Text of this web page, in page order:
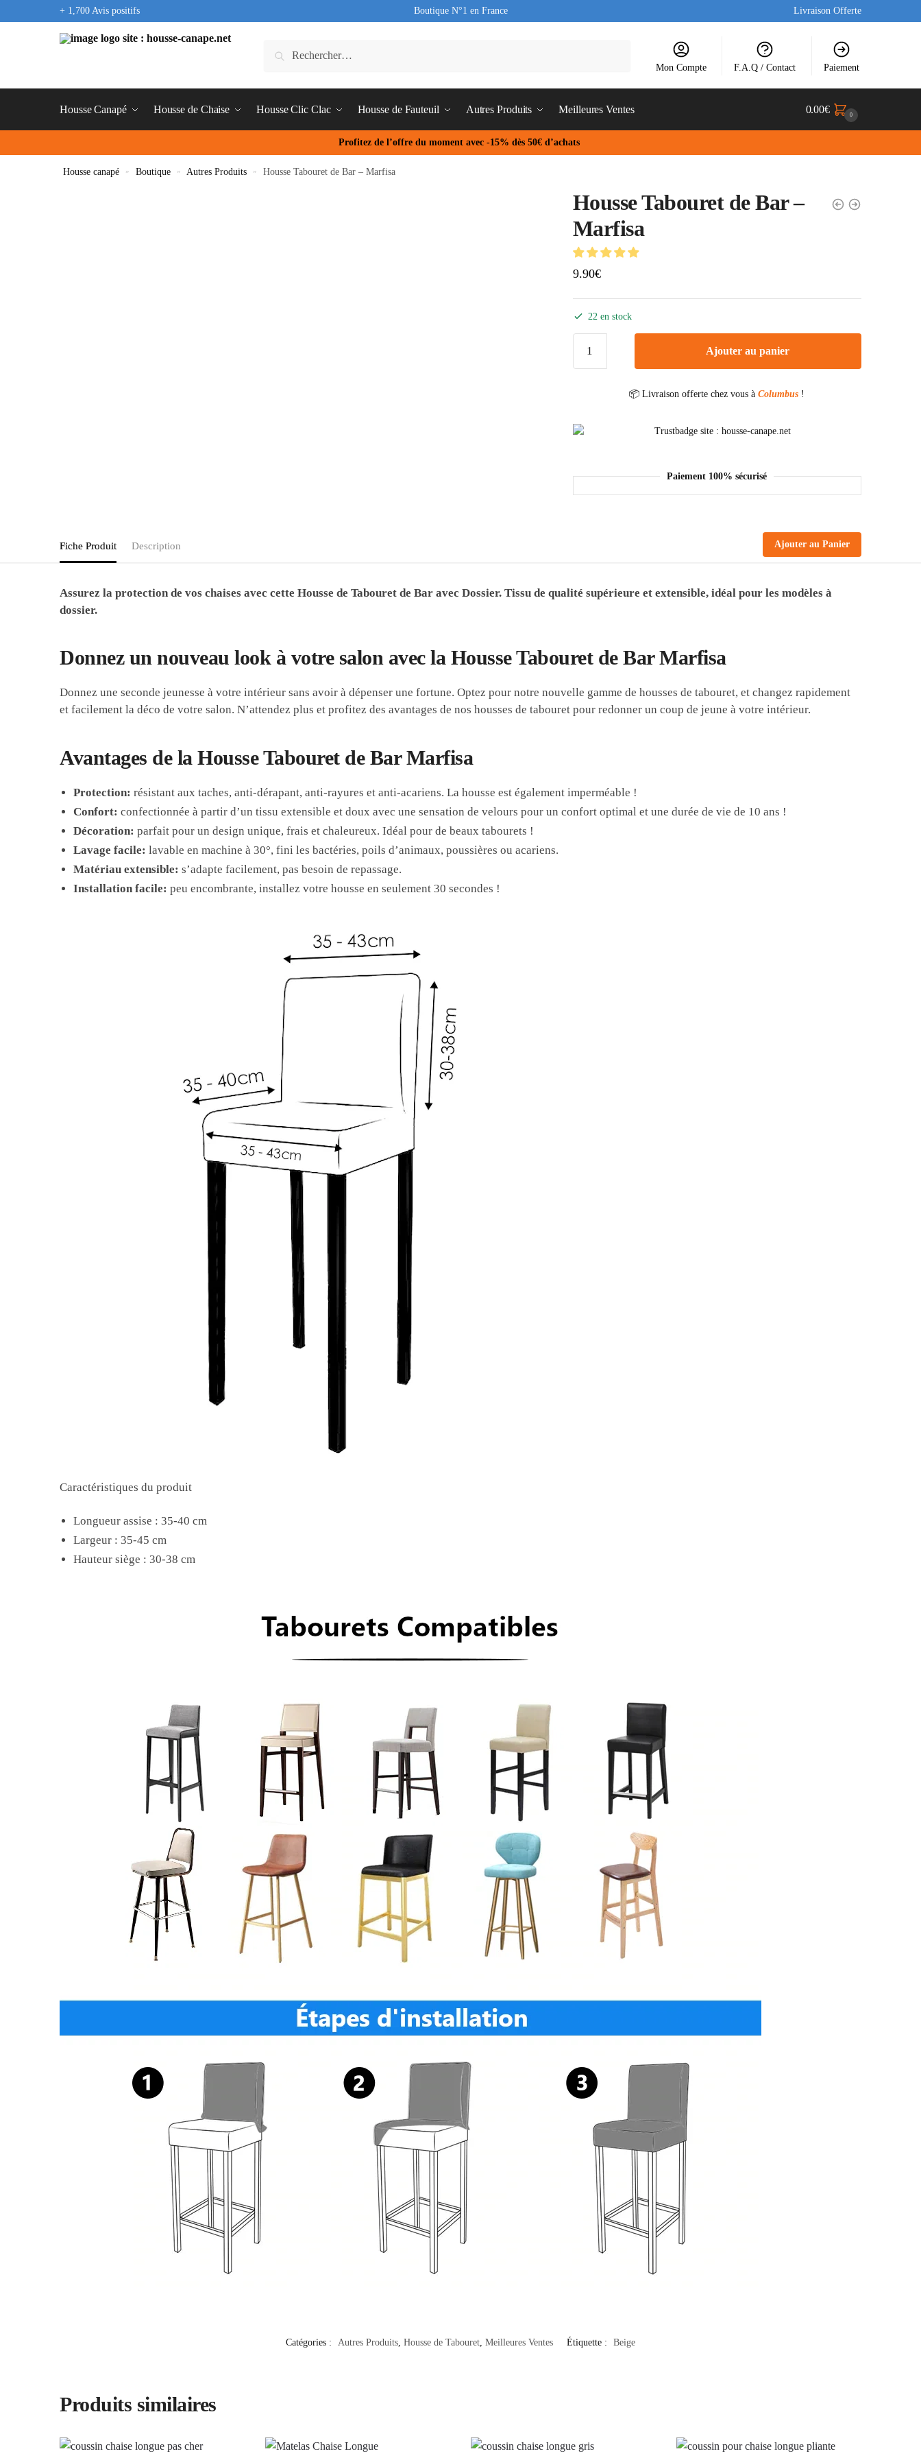
+ 1,700 Avis positifs Boutique N°1 en France Livraison Offerte
Mon Compte F.A.Q / Contact Paiement
Housse Canapé Housse de Chaise Housse Clic Clac Housse de Fauteuil Autres Produits Meilleures Ventes 0.00€ 0
Profitez de l’offre du moment avec -15% dès 50€ d’achats
Housse canapé » Boutique » Autres Produits » Housse Tabouret de Bar – Marfisa
Housse Tabouret de Bar –
Marfisa
9.90€
22 en stock
Ajouter au panier
📦 Livraison offerte chez vous àColumbus !
Paiement 100% sécurisé
Fiche Produit Description Ajouter au Panier
Assurez la protection de vos chaises avec cetteHousse de Tabouret de Bar avec Dossier. Tissu de qualité supérieure et extensible, idéal pour les modèles à
dossier.
Donnez un nouveau look à votre salon avec la Housse Tabouret de Bar Marfisa
Donnez une seconde jeunesse à votre intérieur sans avoir à dépenser une fortune. Optez pour notre nouvelle gamme de housses de tabouret, et changez rapidement
et facilement la déco de votre salon. N’attendez plus et profitez des avantages de nos housses de tabouret pour redonner un coup de jeune à votre intérieur.
Avantages de la Housse Tabouret de Bar Marfisa
Protection: résistant aux taches, anti-dérapant, anti-rayures et anti-acariens. La housse est également imperméable !
Confort: confectionnée à partir d’un tissu extensible et doux avec une sensation de velours pour un confort optimal et une durée de vie de 10 ans !
Décoration: parfait pour un design unique, frais et chaleureux. Idéal pour de beaux tabourets !
Lavage facile: lavable en machine à 30°, fini les bactéries, poils d’animaux, poussières ou acariens.
Matériau extensible: s’adapte facilement, pas besoin de repassage.
Installation facile: peu encombrante, installez votre housse en seulement 30 secondes !
Caractéristiques du produit
Longueur assise : 35-40 cm
Largeur : 35-45 cm
Hauteur siège : 30-38 cm
Catégories : Autres Produits, Housse de Tabouret, Meilleures Ventes Étiquette : Beige
Produits similaires